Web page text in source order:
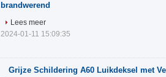
brandwerend
Lees meer
2024-01-11 15:09:35
Grijze Schildering A60 Luikdeksel met